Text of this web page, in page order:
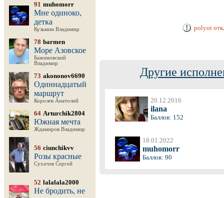
91 muhomorr
Мне одиноко,
детка
Кузьмин Владимир
78 barmen
Море Азовское
Бажиновский
Владимир
73 akononov6690
Одиннадцатый
маршрут
Королев Анатолий
64 Arturchik2804
Южная мечта
Ждамиров Владимир
56 ciunchikvv
Розы красные
Сухачев Сергей
52 lalalala2000
Не бродить, не
polyot
Другие
20.12.2016
ilana
Баллов: 152
18.01.2022
muhomorr
Баллов: 90